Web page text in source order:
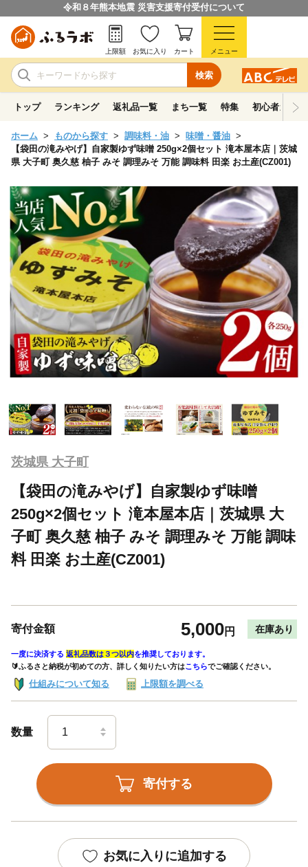
令和８年熊本地震 災害支援寄付受付について
検索
上限額 お気に入り カート メニュー
トップ ランキング 返礼品一覧 まち一覧 特集 初心者ガイド
ホーム ものから探す 調味料・油
味噌・醤油
【袋田の滝みやげ】自家製ゆず味噌 250g×2個セット 滝本屋本店｜茨城
県 大子町 奥久慈 柚子 みそ 調理みそ 万能 調味料 田楽 お土産(CZ001)
茨城県 大子町
【袋田の滝みやげ】自家製ゆず味噌
250g×2個セット 滝本屋本店｜茨城県 大
子町 奥久慈 柚子 みそ 調理みそ 万能 調味
料 田楽 お土産(CZ001)
寄付金額 5,000円 在庫あり
一度に決済する 返礼品数は３つ以内を推奨しております。
🔰ふるさと納税が初めての方、詳しく知りたい方はこちらでご確認ください。
仕組みについて知る 上限額を調べる
数量
寄付する
お気に入りに追加する